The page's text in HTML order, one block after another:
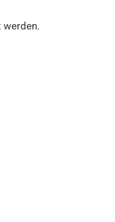
werden.